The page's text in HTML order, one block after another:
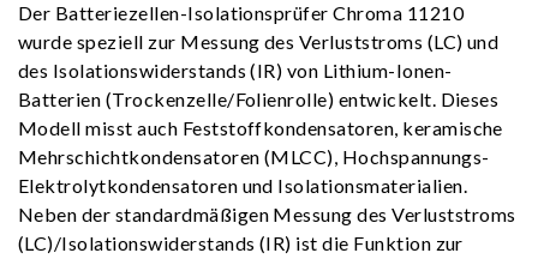
Der Batteriezellen-Isolationsprüfer Chroma 11210
wurde speziell zur Messung des Verluststroms (LC) und
des Isolationswiderstands (IR) von Lithium-Ionen-
Batterien (Trockenzelle/Folienrolle) entwickelt. Dieses
Modell misst auch Feststoffkondensatoren, keramische
Mehrschichtkondensatoren (MLCC), Hochspannungs-
Elektrolytkondensatoren und Isolationsmaterialien.
Neben der standardmäßigen Messung des Verluststroms
(LC)/Isolationswiderstands (IR) ist die Funktion zur